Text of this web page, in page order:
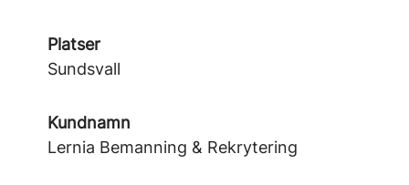
Platser
Sundsvall
Kundnamn
Lernia Bemanning & Rekrytering